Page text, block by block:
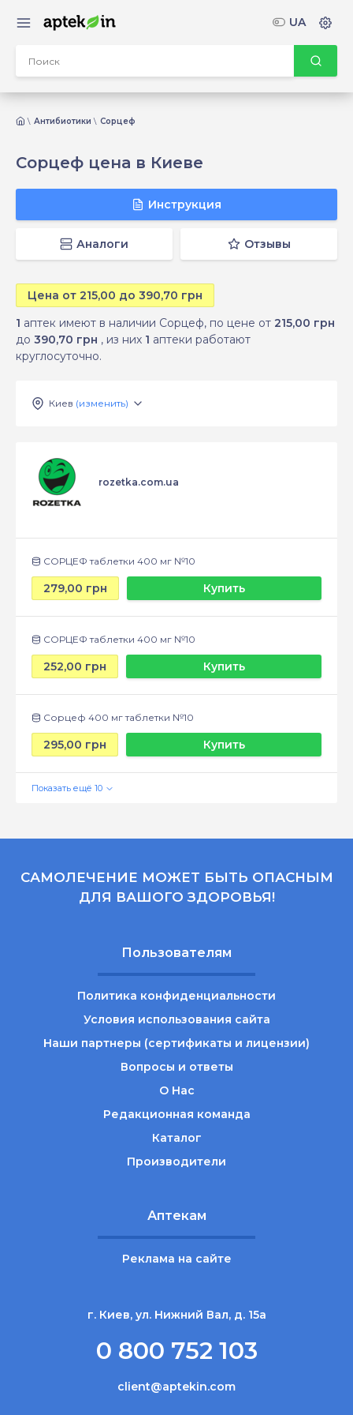
Антибиотики Сорцеф
Сорцеф цена в Киеве
Инструкция
Аналоги Отзывы
Цена от 215,00 до 390,70 грн
1 аптек имеют в наличии Сорцеф, по цене от 215,00 грн
до 390,70 грн , из них 1 аптеки работают
круглосуточно.
Киев (изменить)
rozetka.com.ua
СОРЦЕФ таблетки 400 мг №10
279,00 грн Купить
СОРЦЕФ таблетки 400 мг №10
252,00 грн Купить
Сорцеф 400 мг таблетки №10
295,00 грн Купить
UA
САМОЛЕЧЕНИЕ МОЖЕТ БЫТЬ ОПАСНЫМ
ДЛЯ ВАШОГО ЗДОРОВЬЯ!
Пользователям
Политика конфиденциальности
Условия использования сайта
Наши партнеры (сертификаты и лицензии)
Вопросы и ответы
О Нас
Редакционная команда
Каталог
Производители
Аптекам
Реклама на сайте
г. Киев, ул. Нижний Вал, д. 15а
0 800 752 103
client@aptekin.com